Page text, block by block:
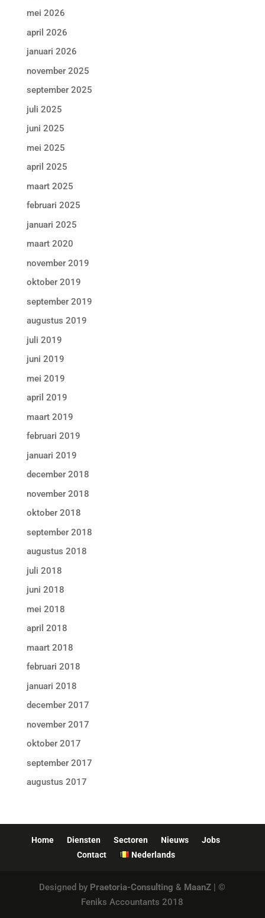
mei 2026
april 2026
januari 2026
november 2025
september 2025
juli 2025
juni 2025
mei 2025
april 2025
maart 2025
februari 2025
januari 2025
maart 2020
november 2019
oktober 2019
september 2019
augustus 2019
juli 2019
juni 2019
mei 2019
april 2019
maart 2019
februari 2019
januari 2019
december 2018
november 2018
oktober 2018
september 2018
augustus 2018
juli 2018
juni 2018
mei 2018
april 2018
maart 2018
februari 2018
januari 2018
december 2017
november 2017
oktober 2017
september 2017
augustus 2017
Home Diensten Sectoren Nieuws
Jobs
Contact
Nederlands
Designed by Praetoria-Consulting & MaanZ | ©
Feniks Accountants 2018